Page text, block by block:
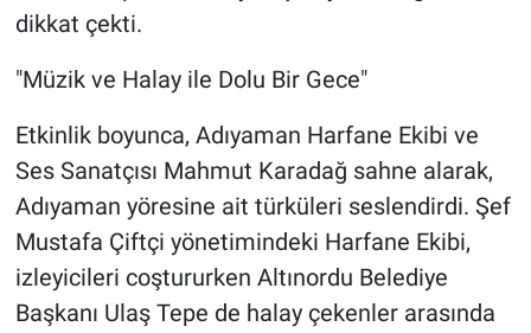
dikkat çekti.
"Müzik ve Halay ile Dolu Bir Gece"
Etkinlik boyunca, Adıyaman Harfane Ekibi ve
Ses Sanatçısı Mahmut Karadağ sahne alarak,
Adıyaman yöresine ait türküleri seslendirdi. Şef
Mustafa Çiftçi yönetimindeki Harfane Ekibi,
izleyicileri coştururken Altınordu Belediye
Başkanı Ulaş Tepe de halay çekenler arasında